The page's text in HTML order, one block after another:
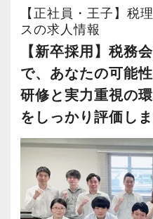
業承継、金融資産運用
り、実務に役に立つ（
格です。
また、資格の有無で
ないため、頑張り次第
ます。
一つの指標として、「
すが、売上の金額に
り、決算賞与として
年収1,000万円超の職
そこには「経営者の
という強い想いがあり
税務会計は経営と切っ
め、3年間は徹底的に
先の様々な悩みに触れ
と」がきっと見つかる
から感謝されたとき、
っていることが多いで
是非、私たちと一緒
てみませんか？
【正社員・王子】税
スの求人情報
【新卒採用】税務
で、あなたの可能
研修と実力重視の
をしっかり評価しま